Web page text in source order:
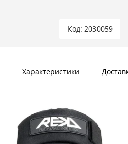
Код: 2030059
Характеристики